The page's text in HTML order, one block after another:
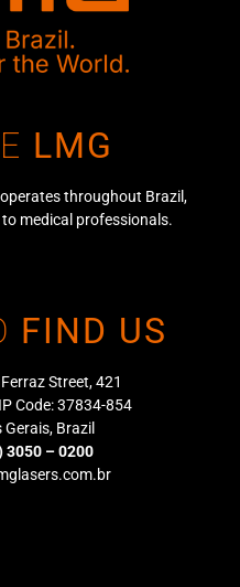
LMG
operates throughout Brazil,
medical professionals.
FIND US
Street, 421
Code: 37834-854
Brazil
3050 – 0200